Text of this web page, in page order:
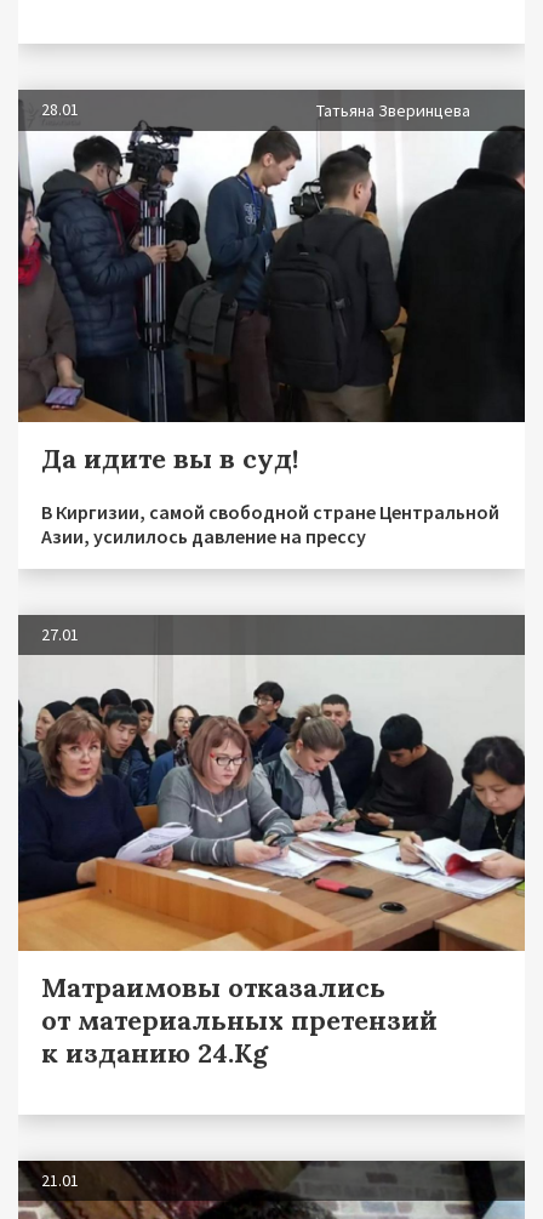
28.01 Татьяна Зверинцева
Да идите вы в суд!
В Киргизии, самой свободной стране Центральной
Азии, усилилось давление на прессу
27.01
Матраимовы отказались
от материальных претензий
к изданию 24.Kg
21.01